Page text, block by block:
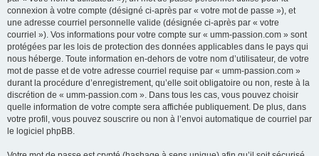
connexion à votre compte (désigné ci-après par « votre mot de passe »), et
une adresse courriel personnelle valide (désignée ci-après par « votre
courriel »). Vos informations pour votre compte sur « umm-passion.com » sont
protégées par les lois de protection des données applicables dans le pays qui
nous héberge. Toute information en-dehors de votre nom d’utilisateur, de votre
mot de passe et de votre adresse courriel requise par « umm-passion.com »
durant la procédure d’enregistrement, qu’elle soit obligatoire ou non, reste à la
discrétion de « umm-passion.com ». Dans tous les cas, vous pouvez choisir
quelle information de votre compte sera affichée publiquement. De plus, dans
votre profil, vous pouvez souscrire ou non à l’envoi automatique de courriel par
le logiciel phpBB.